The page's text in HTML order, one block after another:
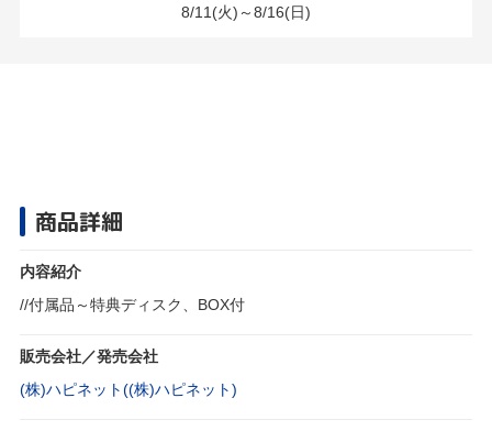
8/11(火)～8/16(日)
商品詳細
内容紹介
//付属品～特典ディスク、BOX付
販売会社／発売会社
(株)ハピネット((株)ハピネット)